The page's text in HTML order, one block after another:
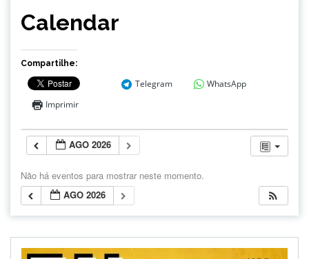
Calendar
Compartilhe:
Telegram
WhatsApp
Imprimir
AGO 2026
Não há eventos para mostrar neste momento.
AGO 2026